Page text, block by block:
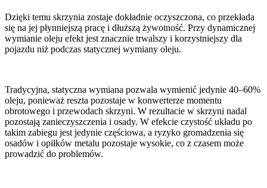
Dzięki temu skrzynia zostaje dokładnie oczyszczona, co przekłada
się na jej płynniejszą pracę i dłuższą żywotność. Przy dynamicznej
wymianie oleju efekt jest znacznie trwalszy i korzystniejszy dla
pojazdu niż podczas statycznej wymiany oleju.
Tradycyjna, statyczna wymiana pozwala wymienić jedynie 40–60%
oleju, ponieważ reszta pozostaje w konwerterze momentu
obrotowego i przewodach skrzyni. W rezultacie w skrzyni nadal
pozostają zanieczyszczenia i osady. W efekcie czystość układu po
takim zabiegu jest jedynie częściowa, a ryzyko gromadzenia się
osadów i opiłków metalu pozostaje wysokie, co z czasem może
prowadzić do problemów.